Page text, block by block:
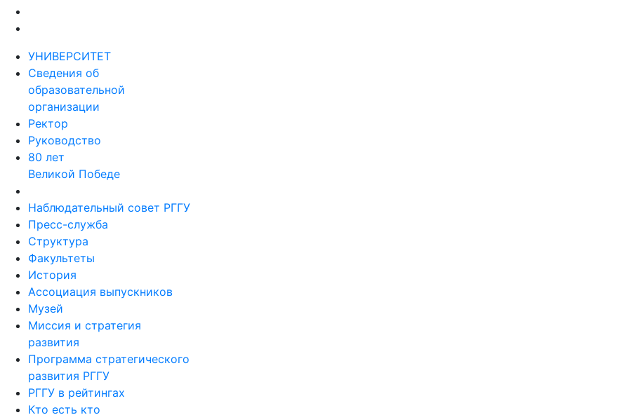
УНИВЕРСИТЕТ
Сведения об
образовательной
организации
Ректор
Руководство
80 лет
Великой Победе
Наблюдательный совет РГГУ
Пресс-служба
Структура
Факультеты
История
Ассоциация выпускников
Музей
Миссия и стратегия
развития
Программа стратегического
развития РГГУ
РГГУ в рейтингах
Кто есть кто